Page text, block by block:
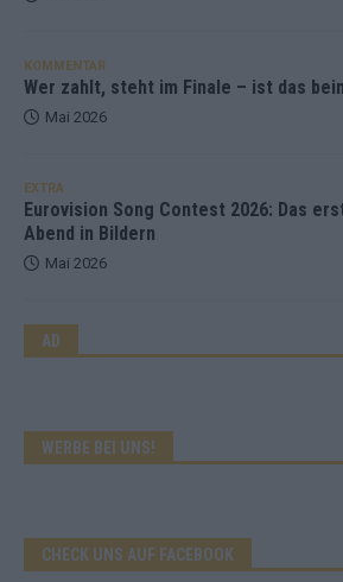
KOMMENTAR
Wer zahlt, steht im Finale – ist das
Mai 2026
EXTRA
Eurovision Song Contest 2026: Das
Abend in Bildern
Mai 2026
AD
WERBE BEI UNS!
CHECK UNS AUF FACEBOOK